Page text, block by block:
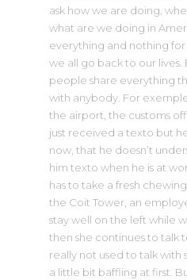
ask how we are doing,
what are we doing in
everything and nothing
we all go back to our lives.
people share everything
with anybody. For
the airport, the customs
just received a texto but
now, that he doesn’t
him texto when he is at
has to take a fresh
the Coit Tower, an
stay well on the left while
then she continues to talk
really not used to talk with
a little bit baffling at first.